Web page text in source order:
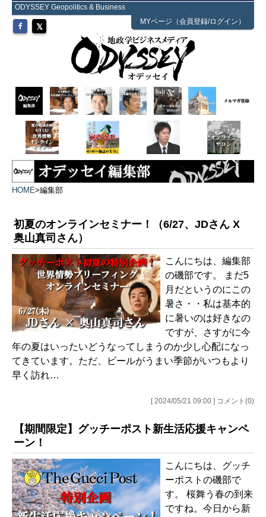
ODYSSEY Geopolitics & Business
MYページ（会員登録/ログイン）
HOME>編集部
初夏のオンラインセミナー！（6/27、JDさん X
奥山真司さん）
こんにちは、編集部
の磯部です。 まだ5
月だというのにこの
暑さ・・私は基本的
に暑いのは好きなの
ですが、さすがに今
年の夏はいったいどうなってしまうのか少し心配になっ
てきています。ただ、ビールがうまい季節がいつもより
早く訪れ…
[ 2024/05/21 09:00 ] コメント(0)
【期間限定】グッチーポスト新生活応援キャンペ
ーン！
こんにちは、グッチ
ーポストの磯部で
す。 桜舞う春の到来
ですね。今日から新